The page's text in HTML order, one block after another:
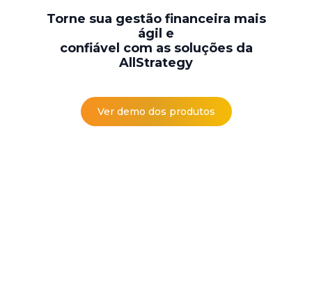
Torne sua gestão financeira mais
ágil e
confiável com as soluções da
AllStrategy
Ver demo dos produtos